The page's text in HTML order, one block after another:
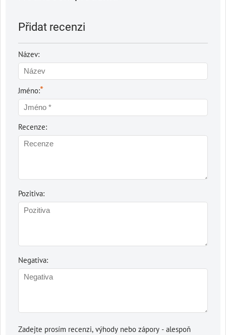
Přidat recenzi
Název:
Jméno:*
Recenze:
Pozitiva:
Negativa:
Zadejte prosím recenzi, výhody nebo zápory - alespoň